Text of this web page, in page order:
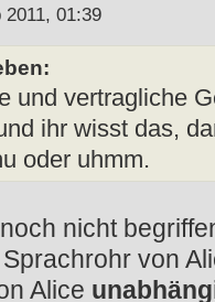
01:39
und vertragliche
ihr wisst das,
oder uhmm.
nicht
von
Alice